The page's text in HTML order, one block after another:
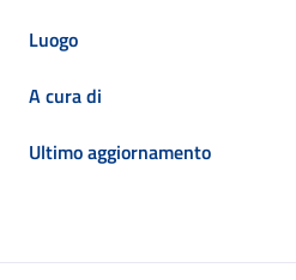
Luogo
A cura di
Ultimo aggiornamento